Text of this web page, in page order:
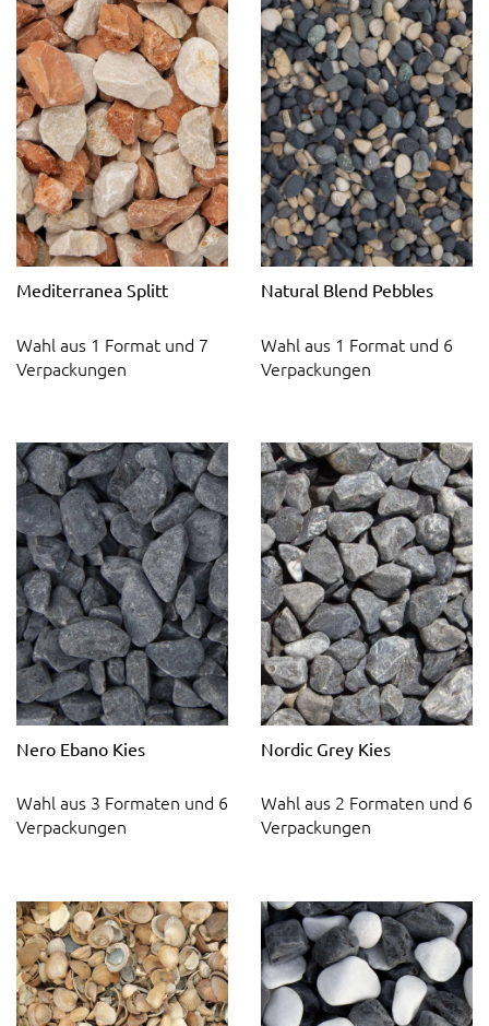
Mediterranea Splitt
Wahl aus 1 Format und 7
Verpackungen
Natural Blend Pebbles
Wahl aus 1 Format und 6
Verpackungen
Nero Ebano Kies
Wahl aus 3 Formaten und 6
Verpackungen
Nordic Grey Kies
Wahl aus 2 Formaten und 6
Verpackungen